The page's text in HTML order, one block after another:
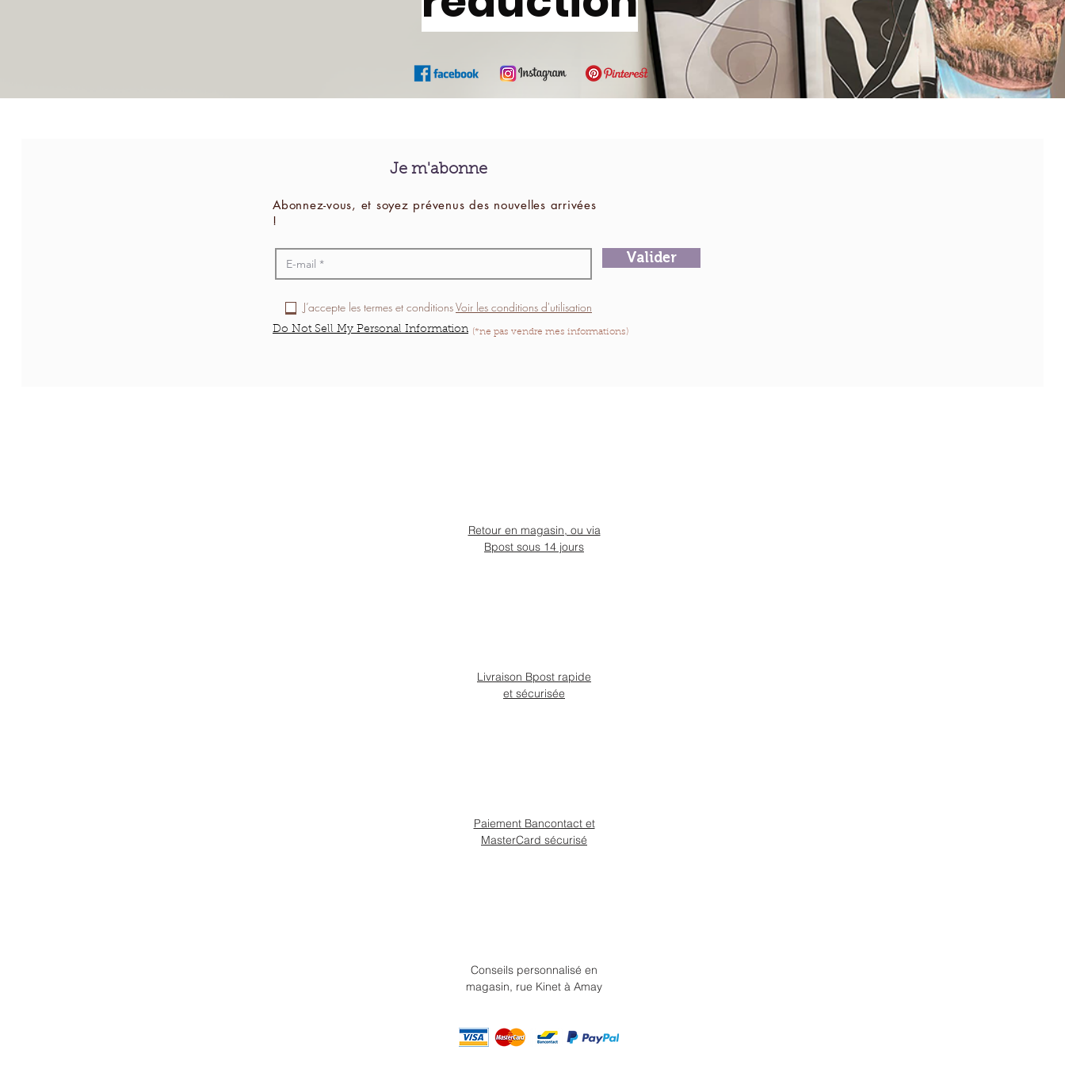
Je m'abonne
Abonnez-vous, et soyez prévenus des nouvelles arrivées
!
Valider
J’accepte les termes et conditionsVoir les conditions d'utilisation
Do Not Sell My Personal Information (*ne pas vendre mes informations)
Retour en magasin, ou via
Bpost sous 14 jours
Livraison Bpost rapide
et sécurisée
Paiement Bancontact et
MasterCard sécurisé
Conseils personnalisé en
magasin, rue Kinet à Amay